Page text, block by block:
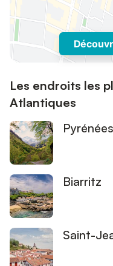
Les endroits les
Atlantiques
Pyrénées
Biarritz
Saint-